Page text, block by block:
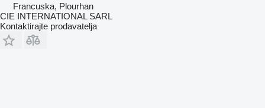
Francuska, Plourhan
CIE INTERNATIONAL SARL
Kontaktirajte prodavatelja